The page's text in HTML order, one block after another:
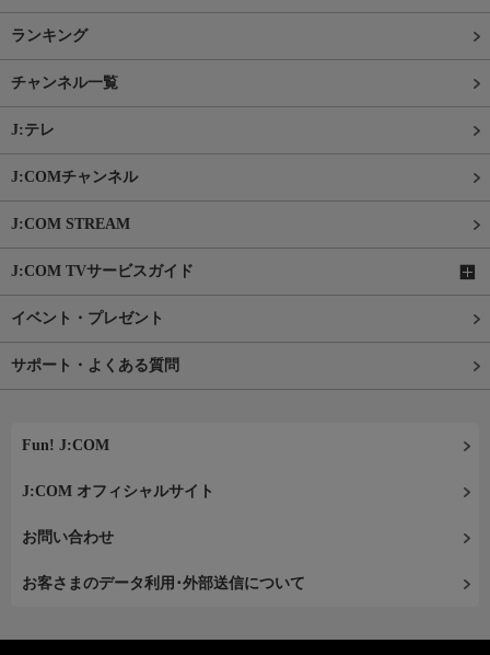
ランキング
チャンネル一覧
J:テレ
J:COMチャンネル
J:COM STREAM
J:COM TVサービスガイド
イベント・プレゼント
サポート・よくある質問
Fun! J:COM
J:COM オフィシャルサイト
お問い合わせ
お客さまのデータ利用･外部送信について